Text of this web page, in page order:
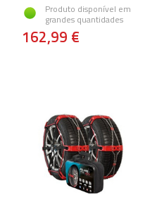
Produto disponível em
grandes quantidades
162,99 €